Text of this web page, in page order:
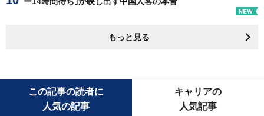
もっと見る
この記事の読者に
人気の記事
キャリアの
人気記事